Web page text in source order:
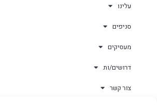
עלינו
סניפים
מעסיקים
דרושים/ות
צור קשר